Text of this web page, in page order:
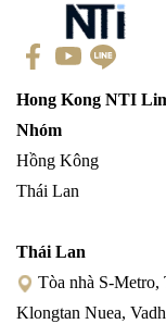
Hong Kong NTI
Nhóm
Hồng Kông
Thái Lan
Thái Lan
Tòa nhà S-
Klongtan Nuea,